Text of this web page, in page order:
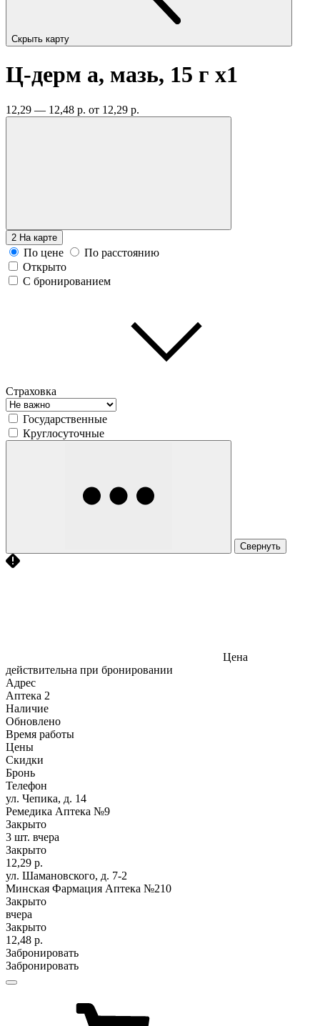
Скрыть карту
Ц-дерм а, мазь, 15 г x1
12,29 — 12,48 р. от 12,29 р.
2 На карте
По цене
По расстоянию
Открыто
С бронированием
Страховка
Государственные
Круглосуточные
Свернуть
Цена
действительна при бронировании
Адрес
Аптека 2
Наличие
Обновлено
Время работы
Цены
Скидки
Бронь
Телефон
ул. Чепика, д. 14
Ремедика Аптека №9
Закрыто
3 шт. вчера
Закрыто
12,29 р.
ул. Шамановского, д. 7-2
Минская Фармация Аптека №210
Закрыто
вчера
Закрыто
12,48 р.
Забронировать
Забронировать